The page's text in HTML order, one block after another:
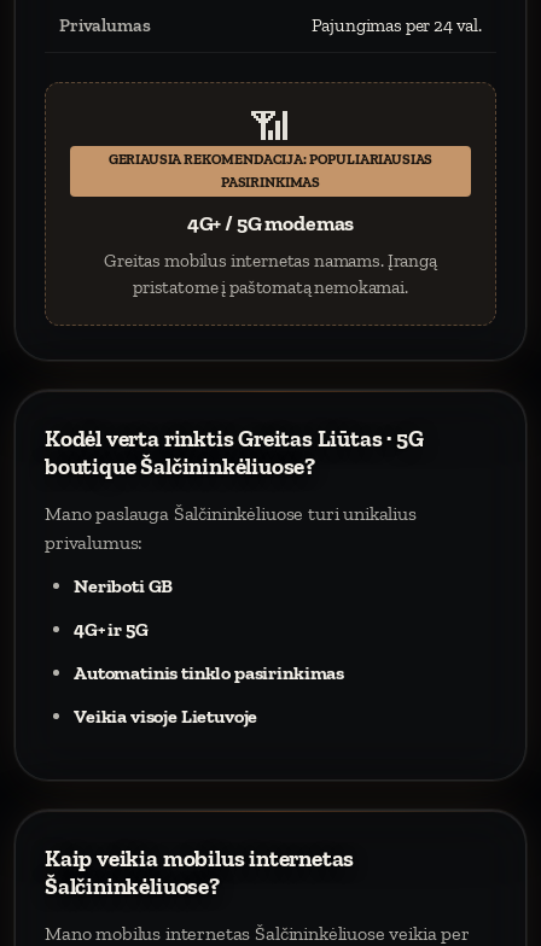
Privalumas Pajungimas per 24 val.
📶
GERIAUSIA REKOMENDACIJA: POPULIARIAUSIAS
PASIRINKIMAS
4G+ / 5G modemas
Greitas mobilus internetas namams. Įrangą
pristatome į paštomatą nemokamai.
Kodėl verta rinktis Greitas Liūtas · 5G
boutique Šalčininkėliuose?
Mano paslauga Šalčininkėliuose turi unikalius
privalumus:
Neriboti GB
4G+ ir 5G
Automatinis tinklo pasirinkimas
Veikia visoje Lietuvoje
Kaip veikia mobilus internetas
Šalčininkėliuose?
Mano mobilus internetas Šalčininkėliuose veikia per